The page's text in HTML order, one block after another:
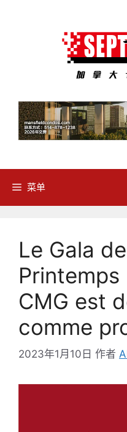
菜单
Le Gala
CMG est
comme
2023年1月10日 作者